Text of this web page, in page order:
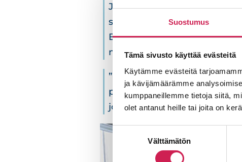
Suostumus
Tämä sivusto käyttää evästeitä
Käytämme evästeitä
ja kävijämäärämme
kumppaneillemme tietoja siitä,
olet antanut heille tai joita on
Suostumuksen
Välttämätön
Joka tilaan oli piirretty
suunnitelmia suhteessa
Excel-taulukko, josta
muuta kuin kiitellä heitä
”Varsinkin projektin
projektipäällikköPauli
joustavuus.”